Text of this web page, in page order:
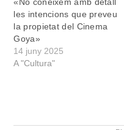
funcionament intern. A…
les intencions que preveu
la propietat del Cinema
Goya»
14 juny 2025
A "Cultura"